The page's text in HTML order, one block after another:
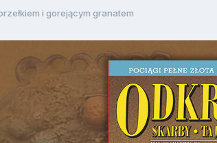
i gorejącym granatem